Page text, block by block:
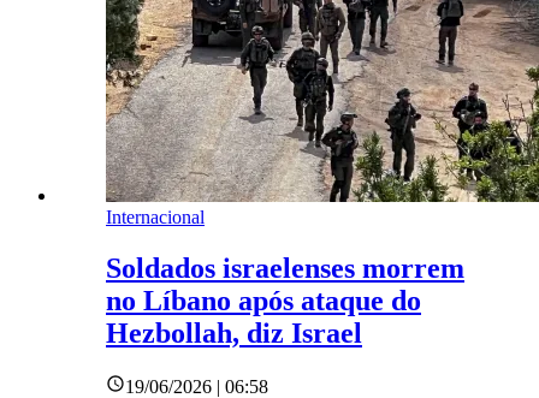
Internacional
Soldados israelenses morrem
no Líbano após ataque do
Hezbollah, diz Israel
19/06/2026 | 06:58